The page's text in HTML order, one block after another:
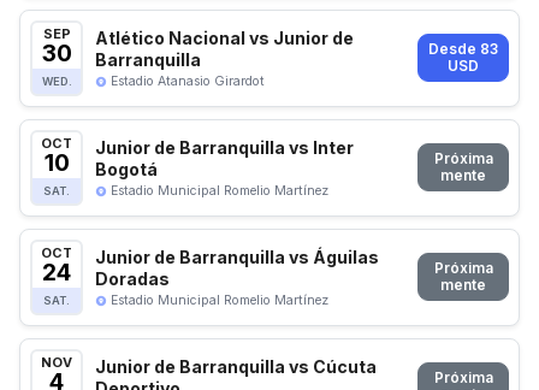
SEP
30
WED.
Atlético Nacional vs Junior de
Barranquilla
Estadio Atanasio Girardot
Desde 83
USD
OCT
10
SAT.
Junior de Barranquilla vs Inter
Bogotá
Estadio Municipal Romelio Martínez
Próxima
mente
OCT
24
SAT.
Junior de Barranquilla vs Águilas
Doradas
Estadio Municipal Romelio Martínez
Próxima
mente
NOV
4
Junior de Barranquilla vs Cúcuta
Próxima